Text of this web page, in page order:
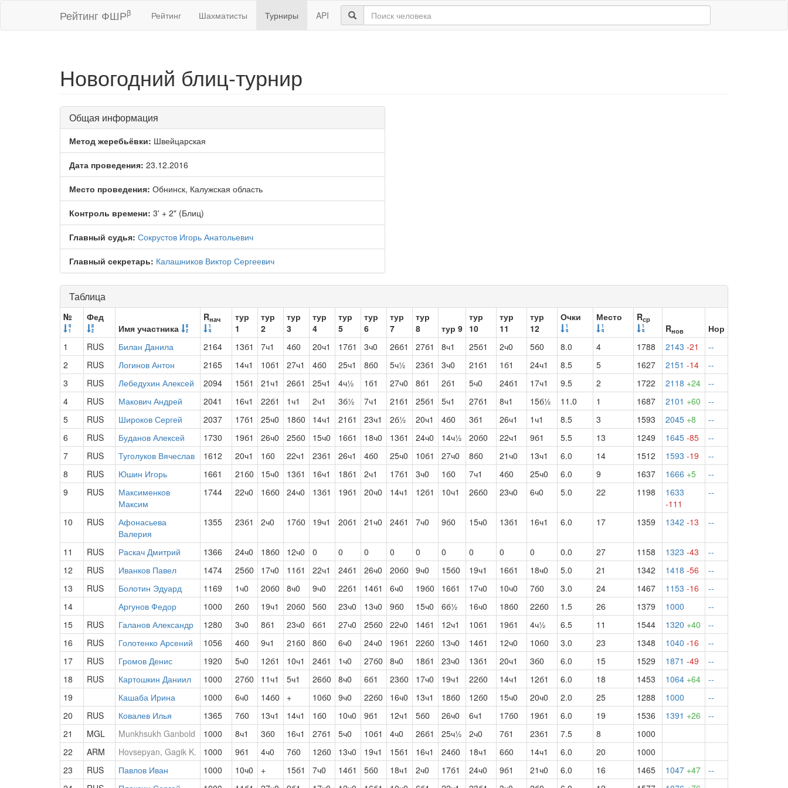
Рейтинг ФШРβ Рейтинг Шахматисты Турниры API
Новогодний блиц-турнир
Общая информация
Метод жеребьёвки: Швейцарская
Дата проведения: 23.12.2016
Место проведения: Обнинск, Калужская область
Контроль времени: 3' + 2" (Блиц)
Главный судья: Сокрустов Игорь Анатольевич
Главный секретарь: Калашников Виктор Сергеевич
Таблица
№
Фед
Имя участника
Rнач
тур
1
тур
2
тур
3
тур
4
тур
5
тур
6
тур
7
тур
8
тур 9
тур
10
тур
11
тур
12
Очки Место Rср
Rнов
Нор
1
RUS Билан Данила 2164 13б1 7ч1 4б0 20ч1 17б1 3ч0 26б1 27б1 8ч1 25б1 2ч0 5б0 8.0 4 1788 2143 -21
--
2
RUS Логинов Антон 2165 14ч1 10б1 27ч1 4б0 25ч1 8б0 5ч½ 23б1 3ч0 21б1 1б1 24ч1 8.5 5 1627 2151 -14
--
3
RUS Лебедухин Алексей 2094 15б1 21ч1 26б1 25ч1 4ч½ 1б1 27ч0 8б1 2б1 5ч0 24б1 17ч1 9.5 2 1722 2118 +24
--
4
RUS Макович Андрей 2041 16ч1 22б1 1ч1 2ч1 3б½ 7ч1 21б1 25б1 5ч1 27б1 8ч1 15б½ 11.0 1 1687 2101 +60
--
5
RUS Широков Сергей 2037 17б1 25ч0 18б0 14ч1 21б1 23ч1 2б½ 20ч1 4б0 3б1 26ч1 1ч1 8.5 3 1593 2045 +8
--
6
RUS Буданов Алексей 1730 19б1 26ч0 25б0 15ч0 16б1 18ч0 13б1 24ч0 14ч½ 20б0 22ч1 9б1 5.5 13 1249 1645 -85
--
7
RUS Туголуков Вячеслав 1612 20ч1 1б0 22ч1 23б1 26ч1 4б0 25ч0 10б1 27ч0 8б0 21ч0 13ч1 6.0 14 1512 1593 -19
--
8
RUS Юшин Игорь 1661 21б0 15ч0 13б1 16ч1 18б1 2ч1 17б1 3ч0 1б0 7ч1 4б0 25ч0 6.0 9 1637 1666 +5
--
9
RUS
Максименков
Максим
1744 22ч0 16б0 24ч0 13б1 19б1 20ч0 14ч1 12б1 10ч1 26б0 23ч0 6ч0 5.0 22 1198
1633
-111
--
10 RUS
Афонасьева
Валерия
1355 23б1 2ч0 17б0 19ч1 20б1 21ч0 24б1 7ч0 9б0 15ч0 13б1 16ч1 6.0 17 1359 1342 -13 --
11 RUS Раскач Дмитрий 1366 24ч0 18б0 12ч0 0 0 0 0 0 0 0 0 0 0.0 27 1158 1323 -43
--
12
RUS Иванков Павел 1474 25б0 17ч0 11б1 22ч1 24б1 26ч0 20б0 9ч0 15б0 19ч1 16б1 18ч0 5.0 21 1342 1418 -56
--
13
RUS Болотин Эдуард 1169 1ч0 20б0 8ч0 9ч0 22б1 14б1 6ч0 19б0 16б1 17ч0 10ч0 7б0 3.0 24 1467 1153 -16
--
14
Аргунов Федор 1000 2б0 19ч1 20б0 5б0 23ч0 13ч0 9б0 15ч0 6б½ 16ч0 18б0 22б0 1.5 26 1379 1000
--
15
RUS Галанов Александр 1280 3ч0 8б1 23ч0 6б1 27ч0 25б0 22ч0 14б1 12ч1 10б1 19б1 4ч½ 6.5 11 1544 1320 +40
--
16
RUS Голотенко Арсений 1056 4б0 9ч1 21б0 8б0 6ч0 24ч0 19б1 22б0 13ч0 14б1 12ч0 10б0 3.0 23 1348 1040 -16
--
17
RUS Громов Денис 1920 5ч0 12б1 10ч1 24б1 1ч0 27б0 8ч0 18б1 23ч0 13б1 20ч1 3б0 6.0 15 1529 1871 -49
--
18
RUS Картошкин Даниил 1000 27б0 11ч1 5ч1 26б0 8ч0 6б1 23б0 17ч0 19ч1 22б0 14ч1 12б1 6.0 18 1453 1064 +64
--
19
Кашаба Ирина 1000 6ч0 14б0 + 10б0 9ч0 22б0 16ч0 13ч1 18б0 12б0 15ч0 20ч0 2.0 25 1288 1000
--
20
RUS Ковалев Илья 1365 7б0 13ч1 14ч1 1б0 10ч0 9б1 12ч1 5б0 26ч0 6ч1 17б0 19б1 6.0 19 1536 1391 +26
--
21
MGL Munkhsukh Ganbold 1000 8ч1 3б0 16ч1 27б1 5ч0 10б1 4ч0 26б1 25ч½ 2ч0 7б1 23б1 7.5 8
1000
22
ARM Hovsepyan, Gagik K. 1000 9б1 4ч0 7б0 12б0 13ч0 19ч1 15б1 16ч1 24б0 18ч1 6б0 14ч1 6.0 20
1000
23
RUS Павлов Иван 1000 10ч0 + 15б1 7ч0 14б1 5б0 18ч1 2ч0 17б1 24ч0 9б1 21ч0 6.0 16 1465 1047 +47
--